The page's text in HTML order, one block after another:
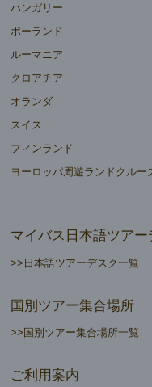
ハンガリー
ポーランド
ルーマニア
クロアチア
オランダ
スイス
フィンランド
ヨーロッパ周遊ランドクルー
マイバス日本語ツアー
>>日本語ツアーデスク一覧
国別ツアー集合場所
>>国別ツアー集合場所一覧
ご利用案内